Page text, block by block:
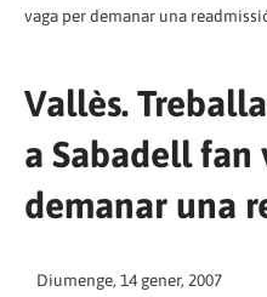
vaga per demanar una
Vallès.
a Sabadell fan
demanar una
Diumenge, 14 gener, 2007